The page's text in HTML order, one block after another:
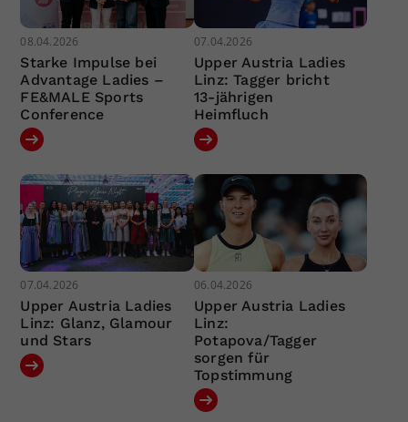
08.04.2026
Starke Impulse bei
Advantage Ladies –
FE&MALE Sports
Conference
07.04.2026
Upper Austria Ladies
Linz: Tagger bricht
13-jährigen
Heimfluch
07.04.2026
Upper Austria Ladies
Linz: Glanz, Glamour
und Stars
06.04.2026
Upper Austria Ladies
Linz:
Potapova/Tagger
sorgen für
Topstimmung